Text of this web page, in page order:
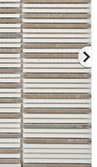
tam zamanlı
Özgeçmişlerinizi
tarafımıza bilgi
formdan
Bizi tercih